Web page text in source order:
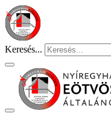
Keresés...